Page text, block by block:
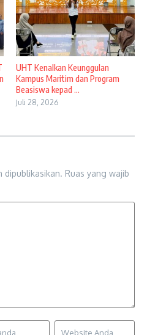
UHT Kenalkan Keunggulan
Kampus Maritim dan Program
Beasiswa kepad ...
Juli 28, 2026
dipublikasikan. Ruas yang wajib